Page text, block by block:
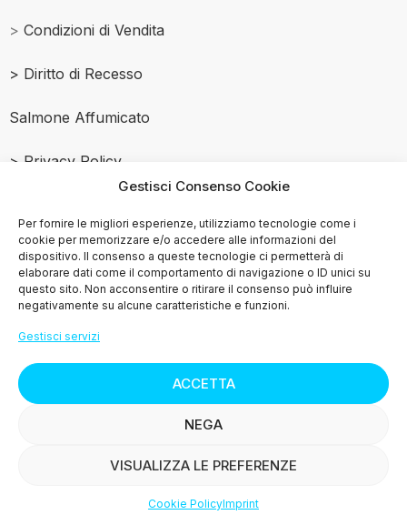
Gestisci Consenso Cookie
Per fornire le migliori esperienze, utilizziamo tecnologie come i
cookie per memorizzare e/o accedere alle informazioni del
dispositivo. Il consenso a queste tecnologie ci permetterà di
elaborare dati come il comportamento di navigazione o ID unici su
questo sito. Non acconsentire o ritirare il consenso può influire
negativamente su alcune caratteristiche e funzioni.
Gestisci servizi
ACCETTA
NEGA
VISUALIZZA LE PREFERENZE
Cookie PolicyImprint
> Condizioni di Vendita
> Diritto di Recesso
Salmone Affumicato
> Privacy Policy
MENU
> Chi siamo
> I nostri prodotti
> Le ricette
Filters Wishlist